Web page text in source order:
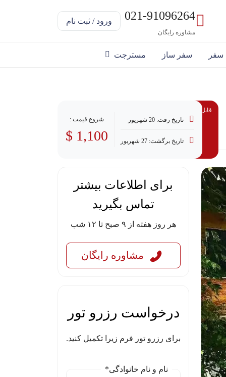
021-91096264
مشاوره رایگان
ورود / ثبت نام
سفر سفر ساز مسترجت
قابل پرداخت با وام
تاریخ رفت: 20 شهریور
تاریخ برگشت: 27 شهریور
شروع قیمت :
1,100 $
برای اطلاعات بیشتر
تماس بگیرید
هر روز هفته از ۹ صبح تا ۱۲ شب
مشاوره رایگان
درخواست رزرو تور
برای رزرو تور فرم زیرا تکمیل کنید.
نام و نام خانوادگی*